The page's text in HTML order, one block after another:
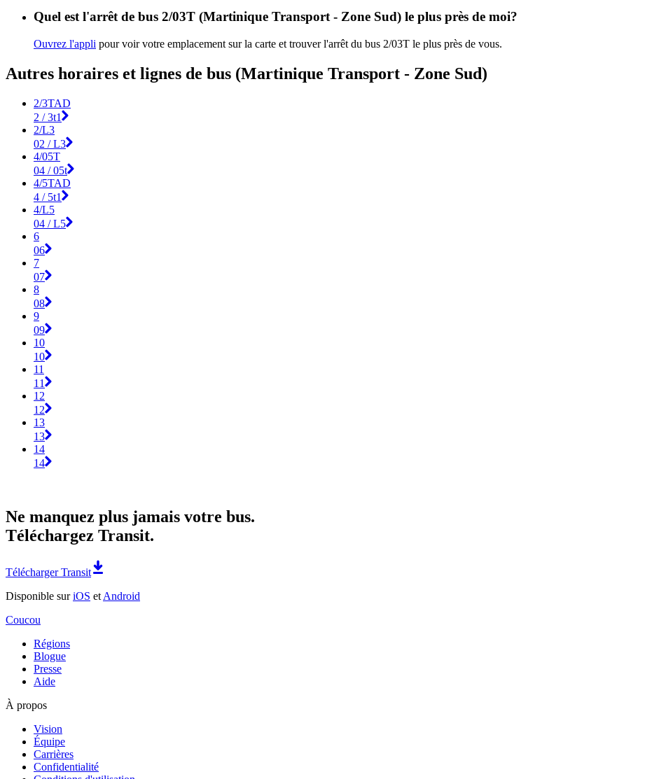
Quel est l'arrêt de bus 2/03T (Martinique Transport - Zone Sud) le plus près de moi?
Ouvrez l'appli pour voir votre emplacement sur la carte et trouver l'arrêt du bus 2/03T le plus près de vous.
Autres horaires et lignes de bus (Martinique Transport - Zone Sud)
2/3TAD
2 / 3t1
2/L3
02 / L3
4/05T
04 / 05t
4/5TAD
4 / 5t1
4/L5
04 / L5
6
06
7
07
8
08
9
09
10
10
11
11
12
12
13
13
14
14
Ne manquez plus jamais votre bus.
Téléchargez Transit.
Télécharger Transit
Disponible suriOS et Android
Coucou
Régions
Blogue
Presse
Aide
À propos
Vision
Équipe
Carrières
Confidentialité